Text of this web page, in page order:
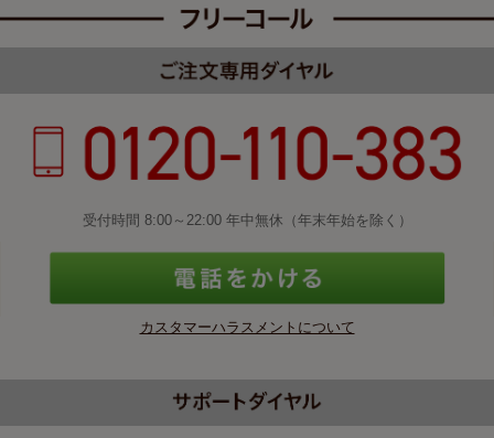
受付時間 8:00～22:00 年中無休（年末年始を除く）
カスタマーハラスメントについて